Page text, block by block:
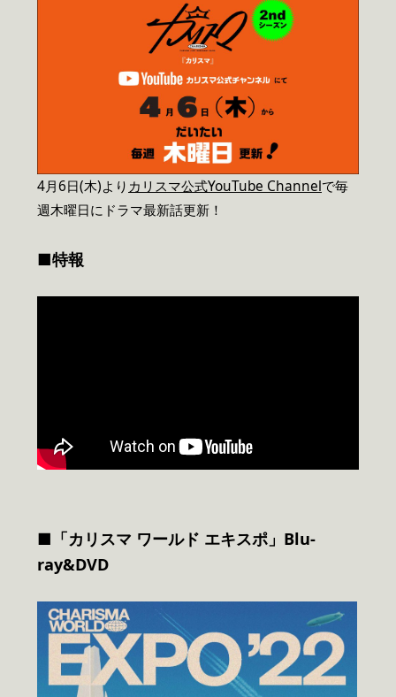
4月6日(木)よりカリスマ公式YouTube Channelで毎
週木曜日にドラマ最新話更新！
■特報
■「カリスマ ワールド エキスポ」Blu-
ray&DVD